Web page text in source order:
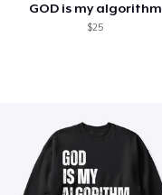
GOD is my algorithm
$25